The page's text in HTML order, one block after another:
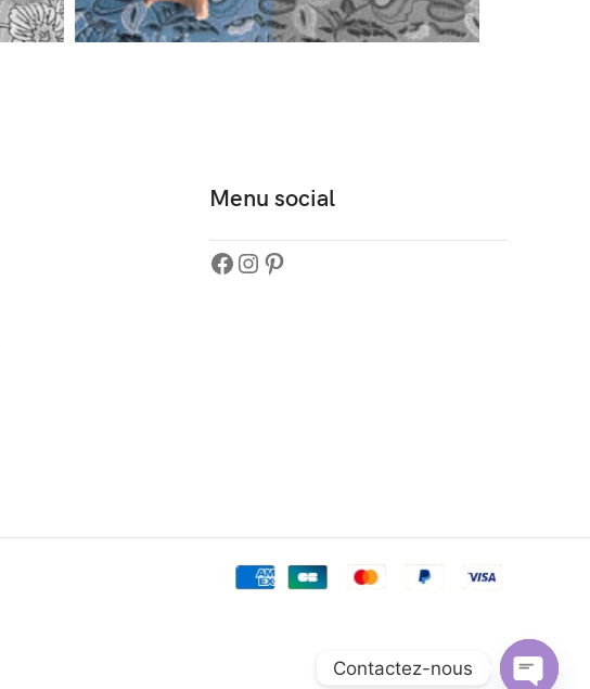
Menu social
Contactez-nous